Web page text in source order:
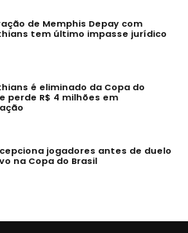
de Memphis Depay com
tem último impasse jurídico
é eliminado da Copa do
perde R$ 4 milhões em
jogadores antes de duelo
na Copa do Brasil